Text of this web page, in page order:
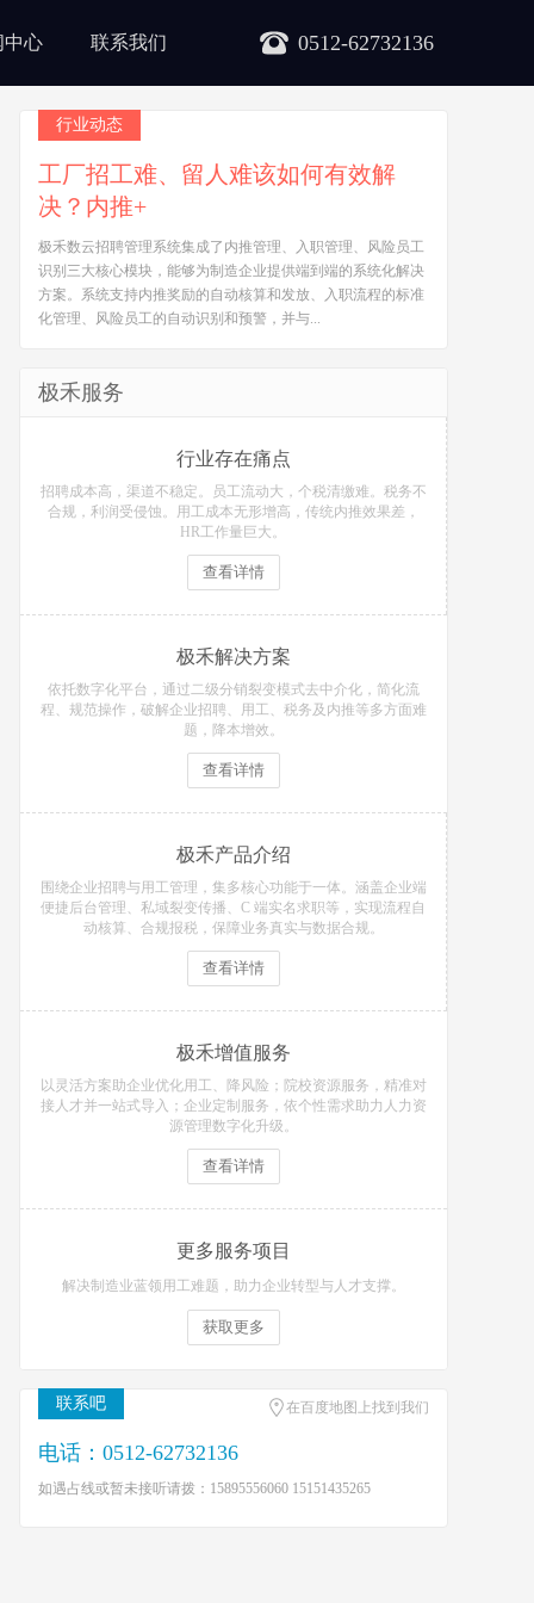
0512-62732136
中心 联系我们
行业动态
工厂招工难、留人难该如何有效解
决？内推+
极禾数云招聘管理系统集成了内推管理、入职管理、风险员工
识别三大核心模块，能够为制造企业提供端到端的系统化解决
方案。系统支持内推奖励的自动核算和发放、入职流程的标准
化管理、风险员工的自动识别和预警，并与...
极禾服务
行业存在痛点
招聘成本高，渠道不稳定。员工流动大，个税清缴难。税务不
合规，利润受侵蚀。用工成本无形增高，传统内推效果差，
HR工作量巨大。
查看详情
极禾解决方案
依托数字化平台，通过二级分销裂变模式去中介化，简化流
程、规范操作，破解企业招聘、用工、税务及内推等多方面难
题，降本增效。
查看详情
极禾产品介绍
围绕企业招聘与用工管理，集多核心功能于一体。涵盖企业端
便捷后台管理、私域裂变传播、C 端实名求职等，实现流程自
动核算、合规报税，保障业务真实与数据合规。
查看详情
极禾增值服务
以灵活方案助企业优化用工、降风险；院校资源服务，精准对
接人才并一站式导入；企业定制服务，依个性需求助力人力资
源管理数字化升级。
查看详情
更多服务项目
解决制造业蓝领用工难题，助力企业转型与人才支撑。
获取更多
联系吧 在百度地图上找到我们
电话：0512-62732136
如遇占线或暂未接听请拨：15895556060 15151435265